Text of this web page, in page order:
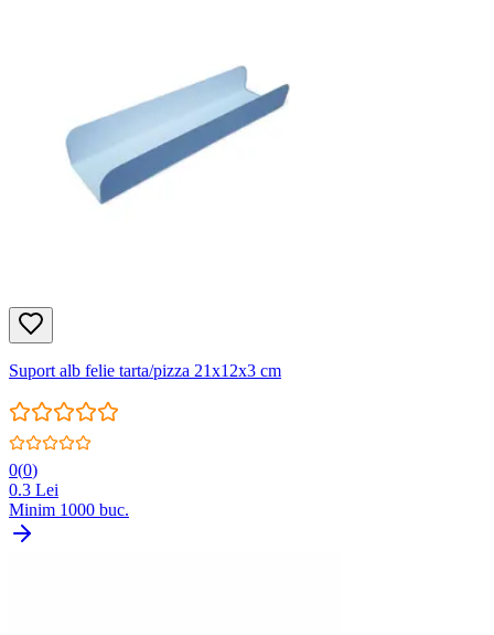
Suport alb felie tarta/pizza 21x12x3 cm
0(0)
0.3 Lei
Minim 1000 buc.